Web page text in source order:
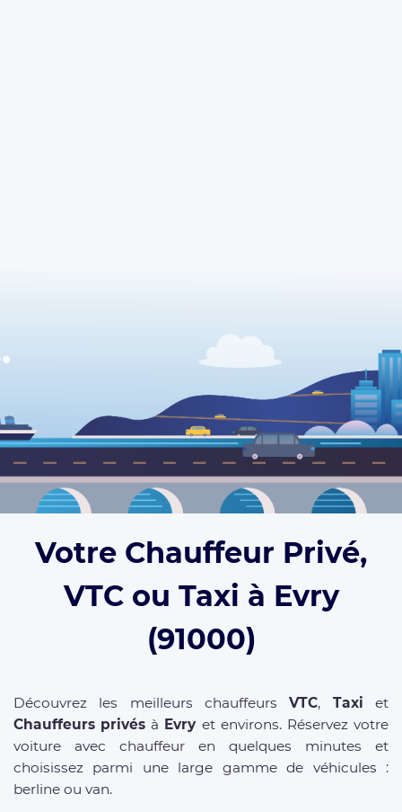
Votre Chauffeur Privé,
VTC ou Taxi à Evry
(91000)
Découvrez les meilleurs chauffeursVTC, Taxi et
Chauffeurs privés à Evryet environs. Réservez votre
voiture avec chauffeur en quelques minutes et
choisissez parmi une large gamme de véhicules :
berline ou van.